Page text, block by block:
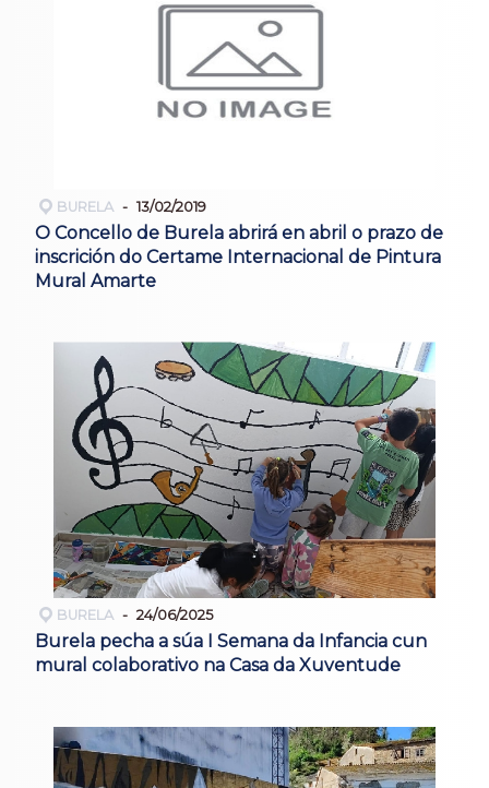
BURELA 13/02/2019
O Concello de Burela abrirá en abril o prazo de
inscrición do Certame Internacional de Pintura
Mural Amarte
BURELA 24/06/2025
Burela pecha a súa I Semana da Infancia cun
mural colaborativo na Casa da Xuventude